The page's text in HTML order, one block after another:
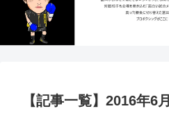
【記事一覧】2016年6月